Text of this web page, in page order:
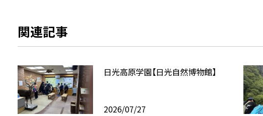
関連記事
日光高原学園【日光自然博物館】
2026/07/27